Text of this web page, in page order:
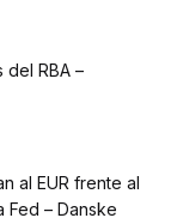
del RBA –
al EUR frente al
– Danske